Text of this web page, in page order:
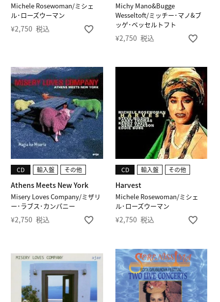
Michele Rosewoman/ミシェ
ル･ローズウーマン
¥2,750 税込
Michy Mano&Bugge
Wesseltoft/ミッチー･マノ&ブ
ッゲ･ベッセルトフト
¥2,750 税込
Misery Loves Company/ミザリ
ー･ラブス･カンパニー
Athens Meets New York
CD 輸入盤 その他
¥2,750 税込
Michele Rosewoman/ミシェ
ル･ローズウーマン
Harvest
CD 輸入盤 その他
¥2,750 税込